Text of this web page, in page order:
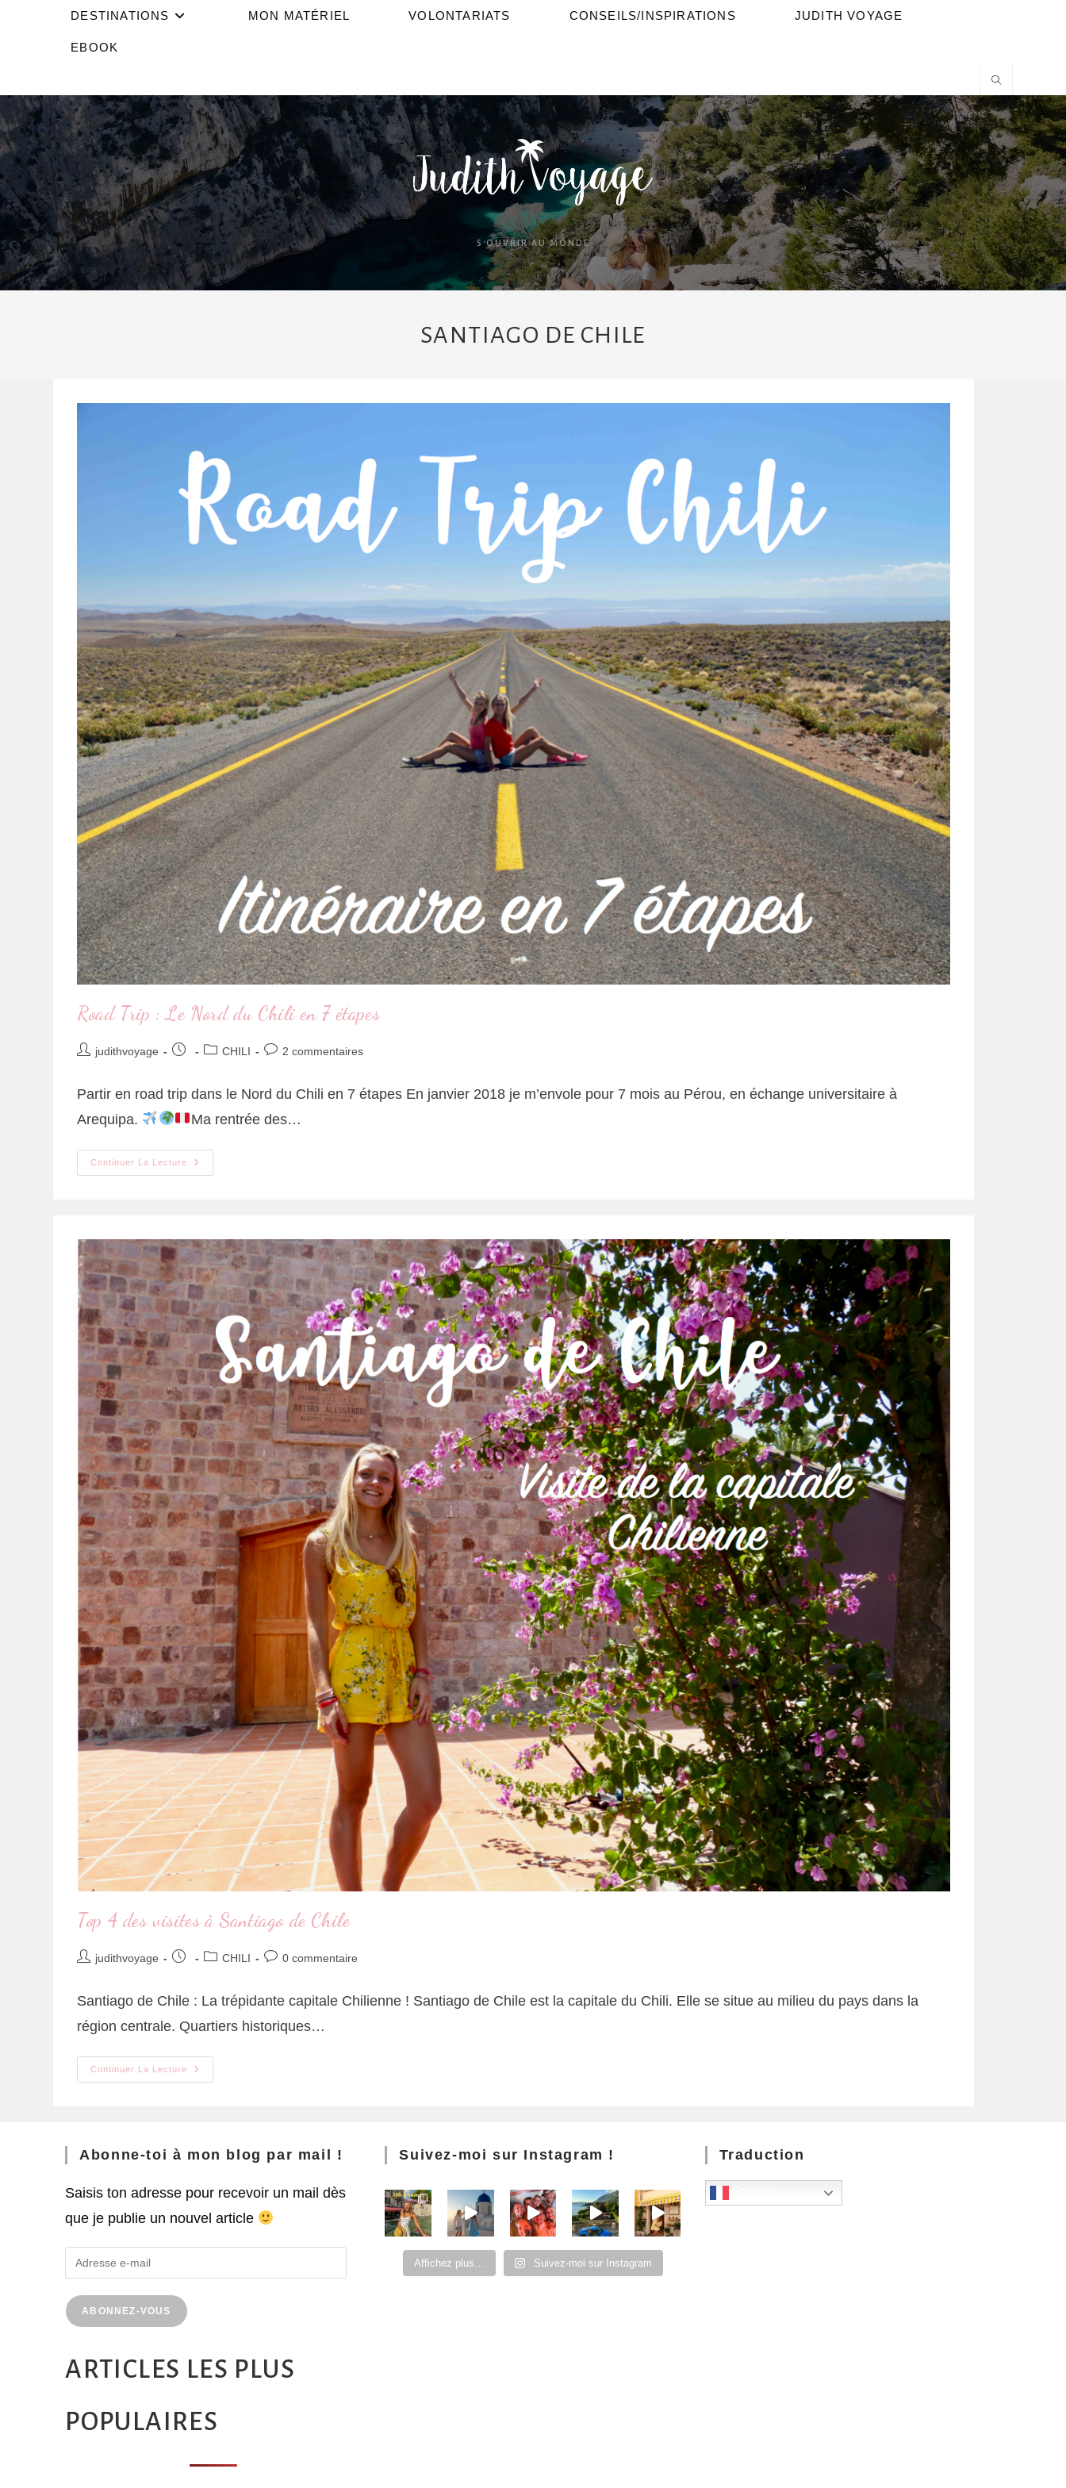
DESTINATIONS MON MATÉRIEL VOLONTARIATS CONSEILS/INSPIRATIONS JUDITH VOYAGE
EBOOK
S'OUVRIR AU MONDE
SANTIAGO DE CHILE
Road Trip : Le Nord du Chili en 7 étapes
judithvoyage CHILI 2 commentaires
Partir en road trip dans le Nord du Chili en 7 étapes En janvier 2018 je m’envole pour 7 mois au Pérou, en échange universitaire à
Arequipa.
Ma rentrée des…
Continuer La Lecture
Top 4 des visites à Santiago de Chile
judithvoyage CHILI 0 commentaire
Santiago de Chile : La trépidante capitale Chilienne ! Santiago de Chile est la capitale du Chili. Elle se situe au milieu du pays dans la
région centrale. Quartiers historiques…
Continuer La Lecture
Abonne-toi à mon blog par mail !
Saisis ton adresse pour recevoir un mail dès
que je publie un nouvel article
ABONNEZ-VOUS
ARTICLES LES PLUS
POPULAIRES
Suivez-moi sur Instagram !
Affichez plus… Suivez-moi sur Instagram
Traduction